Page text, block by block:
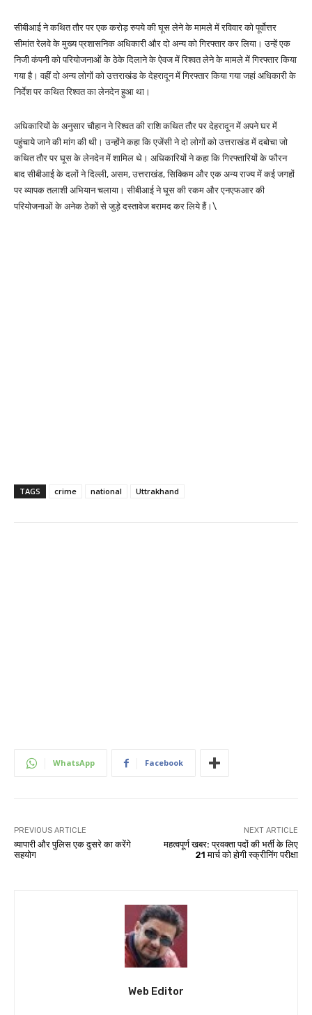
सीबीआई ने कथित तौर पर एक करोड़ रुपये की घूस लेने के मामले में रविवार को पूर्वोत्तर
सीमांत रेलवे के मुख्य प्रशासनिक अधिकारी और दो अन्य को गिरफ्तार कर लिया। उन्हें एक
निजी कंपनी को परियोजनाओं के ठेके दिलाने के ऐवज में रिश्वत लेने के मामले में गिरफ्तार किया
गया है। वहीं दो अन्य लोगों को उत्तराखंड के देहरादून में गिरफ्तार किया गया जहां अधिकारी के
निर्देश पर कथित रिश्वत का लेनदेन हुआ था।
अधिकारियों के अनुसार चौहान ने रिश्वत की राशि कथित तौर पर देहरादून में अपने घर में
पहुंचाये जाने की मांग की थी। उन्होंने कहा कि एजेंसी ने दो लोगों को उत्तराखंड में दबोचा जो
कथित तौर पर घूस के लेनदेन में शामिल थे। अधिकारियों ने कहा कि गिरफ्तारियों के फौरन
बाद सीबीआई के दलों ने दिल्ली, असम, उत्तराखंड, सिक्किम और एक अन्य राज्य में कई जगहों
पर व्यापक तलाशी अभियान चलाया। सीबीआई ने घूस की रकम और एनएफआर की
परियोजनाओं के अनेक ठेकों से जुड़े दस्तावेज बरामद कर लिये हैं।\
TAGS crime national Uttrakhand
WhatsApp Facebook
PREVIOUS ARTICLE
व्यापारी और पुलिस एक दुसरे का करेंगे
सहयोग
NEXT ARTICLE
महत्वपूर्ण खबर: प्रवक्ता पदों की भर्ती के लिए
21 मार्च को होगी स्क्रीनिंग परीक्षा
Web Editor